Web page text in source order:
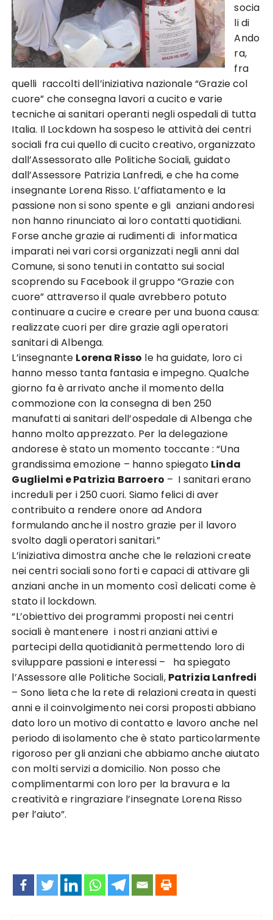
socia
li di
Ando
ra,
fra
quelli raccolti dell’iniziativa nazionale “Grazie col
cuore” che consegna lavori a cucito e varie
tecniche ai sanitari operanti negli ospedali di tutta
Italia. Il Lockdown ha sospeso le attività dei centri
sociali fra cui quello di cucito creativo, organizzato
dall’Assessorato alle Politiche Sociali, guidato
dall’Assessore Patrizia Lanfredi, e che ha come
insegnante Lorena Risso. L’affiatamento e la
passione non si sono spente e gli anziani andoresi
non hanno rinunciato ai loro contatti quotidiani.
Forse anche grazie ai rudimenti di informatica
imparati nei vari corsi organizzati negli anni dal
Comune, si sono tenuti in contatto sui social
scoprendo su Facebook il gruppo “Grazie con
cuore” attraverso il quale avrebbero potuto
continuare a cucire e creare per una buona causa:
realizzate cuori per dire grazie agli operatori
sanitari di Albenga.
L’insegnante Lorena Risso le ha guidate, loro ci
hanno messo tanta fantasia e impegno. Qualche
giorno fa è arrivato anche il momento della
commozione con la consegna di ben 250
manufatti ai sanitari dell’ospedale di Albenga che
hanno molto apprezzato. Per la delegazione
andorese è stato un momento toccante : “Una
grandissima emozione – hanno spiegato Linda
Guglielmi e Patrizia Barroero – I sanitari erano
increduli per i 250 cuori. Siamo felici di aver
contribuito a rendere onore ad Andora
formulando anche il nostro grazie per il lavoro
svolto dagli operatori sanitari.”
L’iniziativa dimostra anche che le relazioni create
nei centri sociali sono forti e capaci di attivare gli
anziani anche in un momento così delicati come è
stato il lockdown.
“L’obiettivo dei programmi proposti nei centri
sociali è mantenere i nostri anziani attivi e
partecipi della quotidianità permettendo loro di
sviluppare passioni e interessi – ha spiegato
l’Assessore alle Politiche Sociali, Patrizia Lanfredi
– Sono lieta che la rete di relazioni creata in questi
anni e il coinvolgimento nei corsi proposti abbiano
dato loro un motivo di contatto e lavoro anche nel
periodo di isolamento che è stato particolarmente
rigoroso per gli anziani che abbiamo anche aiutato
con molti servizi a domicilio. Non posso che
complimentarmi con loro per la bravura e la
creatività e ringraziare l’insegnate Lorena Risso
per l’aiuto”.